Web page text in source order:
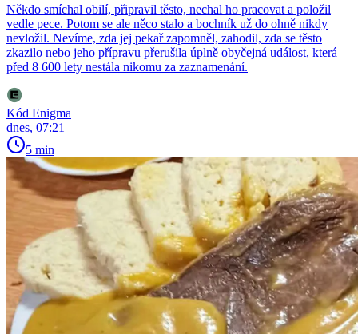
Někdo smíchal obilí, připravil těsto, nechal ho pracovat a položil
vedle pece. Potom se ale něco stalo a bochník už do ohně nikdy
nevložil. Nevíme, zda jej pekař zapomněl, zahodil, zda se těsto
zkazilo nebo jeho přípravu přerušila úplně obyčejná událost, která
před 8 600 lety nestála nikomu za zaznamenání.
Kód Enigma
dnes, 07:21
5 min